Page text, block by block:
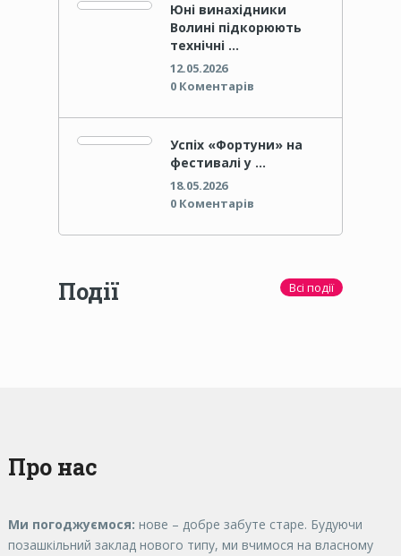
Юні винахідники
Волині підкорюють
технічні …
12.05.2026
0 Коментарів
Успіх «Фортуни» на
фестивалі у …
18.05.2026
0 Коментарів
Події Всі події
Про нас
Ми погоджуємося: нове – добре забуте старе. Будуючи
позашкільний заклад нового типу, ми вчимося на власному